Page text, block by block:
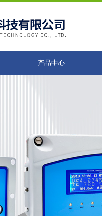
产品中心